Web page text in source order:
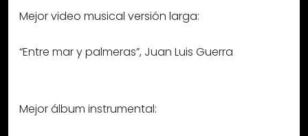
Mejor video musical versión larga:
“Entre mar y palmeras”, Juan Luis Guerra
Mejor álbum instrumental: